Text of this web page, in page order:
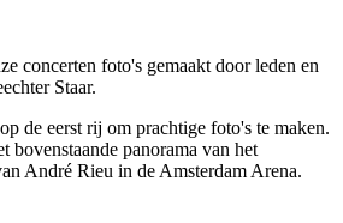
concerten foto's gemaakt door leden en
Staar.
de eerst rij om prachtige foto's te maken.
bovenstaande panorama van het
André Rieu in de Amsterdam Arena.